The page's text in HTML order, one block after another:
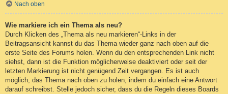
Nach oben
Wie markiere ich ein Thema als neu?
Durch Klicken des „Thema als neu markieren“-Links in der
Beitragsansicht kannst du das Thema wieder ganz nach oben auf die
erste Seite des Forums holen. Wenn du den entsprechenden Link nicht
siehst, dann ist die Funktion möglicherweise deaktiviert oder seit der
letzten Markierung ist nicht genügend Zeit vergangen. Es ist auch
möglich, das Thema nach oben zu holen, indem du einfach eine Antwort
darauf schreibst. Stelle jedoch sicher, dass du die Regeln dieses Boards